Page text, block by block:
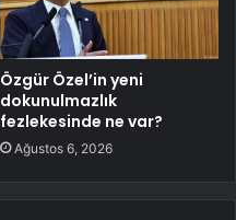
Özgür Özel’in yeni
dokunulmazlık
fezlekesinde ne var?
Ağustos 6, 2026